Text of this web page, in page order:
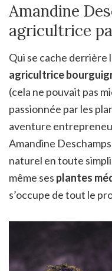
Amandine
agricultrice
Qui se cache derrière
agricultrice
(cela ne pouvait pas
passionnée par les
aventure
Amandine
naturel en toute
même ses plantes
s’occupe de tout le